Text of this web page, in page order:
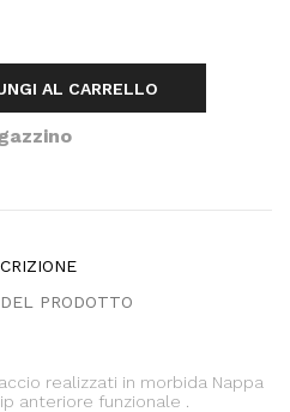
AL CARRELLO
PRODOTTO
realizzati in morbida Nappa
anteriore funzionale .